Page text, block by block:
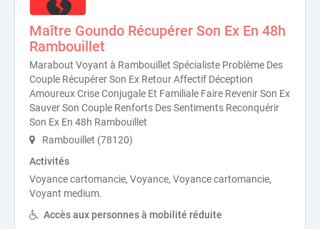
Maître Goundo Récupérer Son Ex En 48h
Rambouillet
Marabout Voyant à Rambouillet Spécialiste Problème Des
Couple Récupérer Son Ex Retour Affectif Déception
Amoureux Crise Conjugale Et Familiale Faire Revenir Son Ex
Sauver Son Couple Renforts Des Sentiments Reconquérir
Son Ex En 48h Rambouillet
Rambouillet (78120)
Activités
Voyance cartomancie, Voyance, Voyance cartomancie,
Voyant medium.
Accès aux personnes à mobilité réduite